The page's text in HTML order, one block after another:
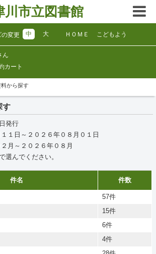
川市立図書館
の変更 中 大 ＨＯＭＥ こどもよう
ん
カート
料から探す
す
発行
１日～２０２６年０８月０１日
月～２０２６年０８月
選んでください。
件名 件数
57件
15件
6件
4件